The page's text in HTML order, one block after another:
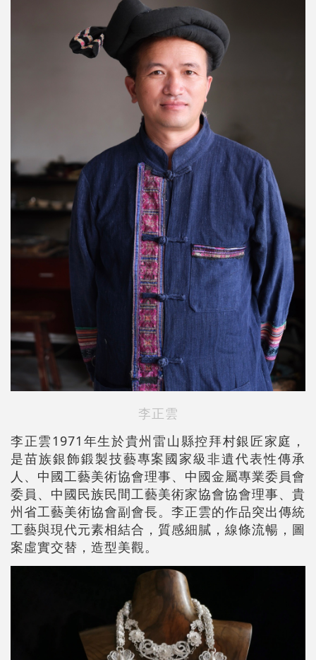
李正雲
李正雲1971年生於貴州雷山縣控拜村銀匠家庭，
是苗族銀飾鍛製技藝專案國家級非遺代表性傳承
人、中國工藝美術協會理事、中國金屬專業委員會
委員、中國民族民間工藝美術家協會協會理事、貴
州省工藝美術協會副會長。李正雲的作品突出傳統
工藝與現代元素相結合，質感細膩，線條流暢，圖
案虛實交替，造型美觀。